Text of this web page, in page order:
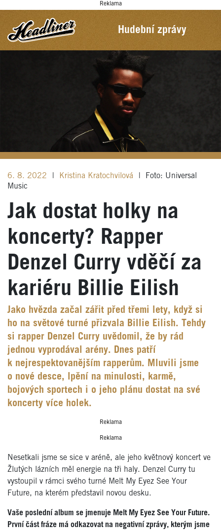
Reklama
Hudební zprávy
6. 8. 2022 Kristina Kratochvilová
Foto: Universal
Music
Jak dostat holky na
koncerty? Rapper
Denzel Curry vděčí za
kariéru Billie Eilish
Jako hvězda začal zářit před třemi lety, když si
ho na světové turné přizvala Billie Eilish. Tehdy
si rapper Denzel Curry uvědomil, že by rád
jednou vyprodával arény. Dnes patří
k nejrespektovanějším rapperům. Mluvili jsme
o nové desce, lpění na minulosti, karmě,
bojových sportech i o jeho plánu dostat na své
koncerty více holek.
Reklama
Reklama
Nesetkali jsme se sice v aréně, ale jeho květnový koncert ve
Žlutých lázních měl energie na tři haly. Denzel Curry tu
vystoupil v rámci svého turné Melt My Eyez See Your
Future, na kterém představil novou desku.
Vaše poslední album se jmenuje Melt My Eyez See Your Future.
První část fráze má odkazovat na negativní zprávy, kterým jsme